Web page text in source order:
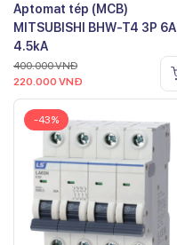
Aptomat tép (MCB)
MITSUBISHI BHW-T4 3P 6A
4.5kA
400.000VNĐ
220.000 VNĐ
-43%